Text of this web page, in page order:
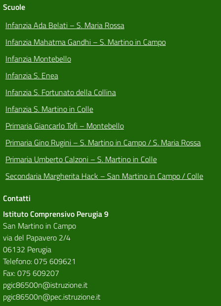
Scuole
Infanzia Ada Belati – S. Maria Rossa
Infanzia Mahatma Gandhi – S. Martino in Campo
Infanzia Montebello
Infanzia S. Enea
Infanzia S. Fortunato della Collina
Infanzia S. Martino in Colle
Primaria Giancarlo Tofi – Montebello
Primaria Gino Rugini – S. Martino in Campo / S. Maria Rossa
Primaria Umberto Calzoni – S. Martino in Colle
Secondaria Margherita Hack – San Martino in Campo / Colle
Contatti
Istituto Comprensivo Perugia 9
San Martino in Campo
via del Papavero 2/4
06132 Perugia
Telefono: 075 609621
Fax: 075 609207
pgic86500n@istruzione.it
pgic86500n@pec.istruzione.it